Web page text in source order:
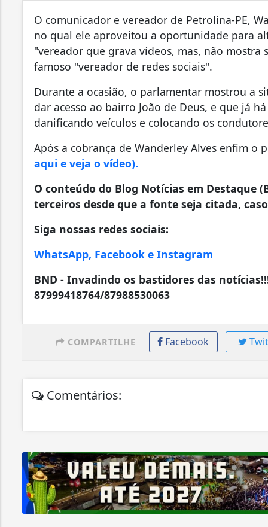
O comunicador e vereador de Petrolina-PE,
no qual ele aproveitou a oportunidade para
"vereador que grava vídeos, mas, não
famoso "vereador de redes sociais".
Durante a ocasião, o parlamentar mostrou a
dar acesso ao bairro João de Deus, e que já
danificando veículos e colocando os
Após a cobrança de Wanderley Alves enfim
aqui e veja o vídeo).
O conteúdo do Blog Notícias em Destaque
terceiros desde que a fonte seja citada,
Siga nossas redes sociais:
WhatsApp, Facebook e Instagram
BND - Invadindo os bastidores das
87999418764/87988530063
COMPARTILHE Facebook
Comentários: